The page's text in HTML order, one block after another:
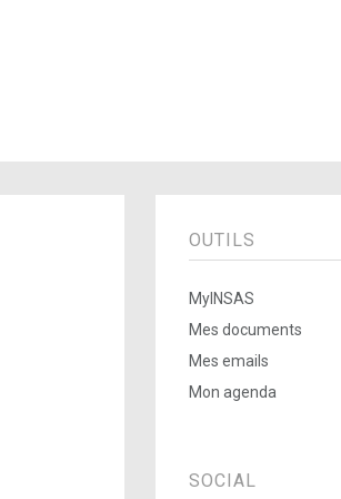
OUTILS
MyINSAS
Mes documents
Mes emails
Mon agenda
SOCIAL